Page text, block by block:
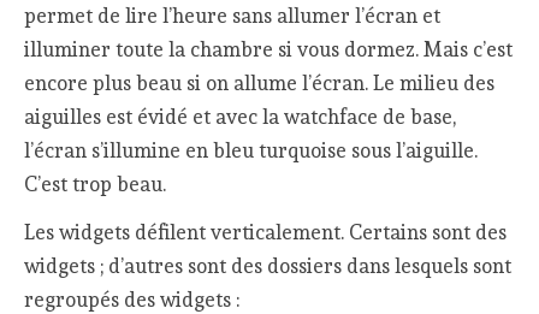
permet de lire l’heure sans allumer l’écran et
illuminer toute la chambre si vous dormez. Mais c’est
encore plus beau si on allume l’écran. Le milieu des
aiguilles est évidé et avec la watchface de base,
l’écran s’illumine en bleu turquoise sous l’aiguille.
C’est trop beau.
Les widgets défilent verticalement. Certains sont des
widgets ; d’autres sont des dossiers dans lesquels sont
regroupés des widgets :